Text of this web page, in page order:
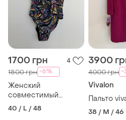
1700 грн 4
1800 грн -6%
Женский
совместимый
купальник с v-
образным вырезом
40 / L / 48
3900
4000 грн -
Vivalon
Пальто
38 / M / 46